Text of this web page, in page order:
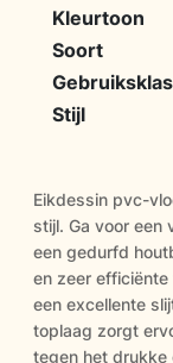
Kleurtoon
Soort
Stijl
Eikdessin pvc-
stijl. Ga voor een
een gedurfd
en zeer
een excellente
toplaag zorgt
tegen het drukke